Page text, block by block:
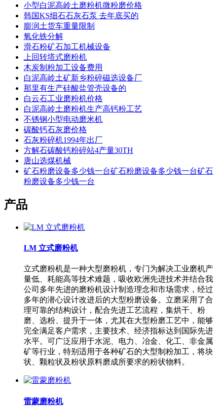
小型白泥高岭土磨粉机微粉磨价格
韩国KS细石石灰石泵 去年底买的
膨润土货车重量限制
氧化铁分解
滑石粉矿石加工机械设备
上回转塔式磨粉机
木炭制粉加工设备费用
白泥高岭土矿新乡粉碎磁选设备厂
那里有生产硅酸盐管壳设备的
白云石工业磨粉机价格
白泥高岭土磨粉机生产高钙粉工艺
不锈钢小型电动磨米机
碳酸钙石灰磨价格
石灰粉碎机1994年出厂
方解石碳酸钙粉碎站4产量30TH
唐山选煤机械
矿石粉磨设备多少钱一台矿石粉磨设备多少钱一台矿石
粉磨设备多少钱一台
产品
LM 立式磨粉机
立式磨粉机是一种大型磨粉机，专门为解决工业磨机产
量低、耗能高等技术难题，吸收欧洲先进技术并结合我
公司多年先进的磨粉机设计制造理念和市场需求，经过
多年的潜心设计改进后的大型粉磨设备。立磨采用了合
理可靠的结构设计，配合先进工艺流程，集烘干、粉
磨、选粉、提升于一体，尤其在大型粉磨工艺中，能够
完全满足客户需求，主要技术、经济指标达到国际先进
水平。可广泛应用于水泥、电力、冶金、化工、非金属
矿等行业，特别适用于各种矿石的大型制粉加工，将块
状、颗粒状及粉状原料磨成所要求的粉状物料。
雷蒙磨粉机